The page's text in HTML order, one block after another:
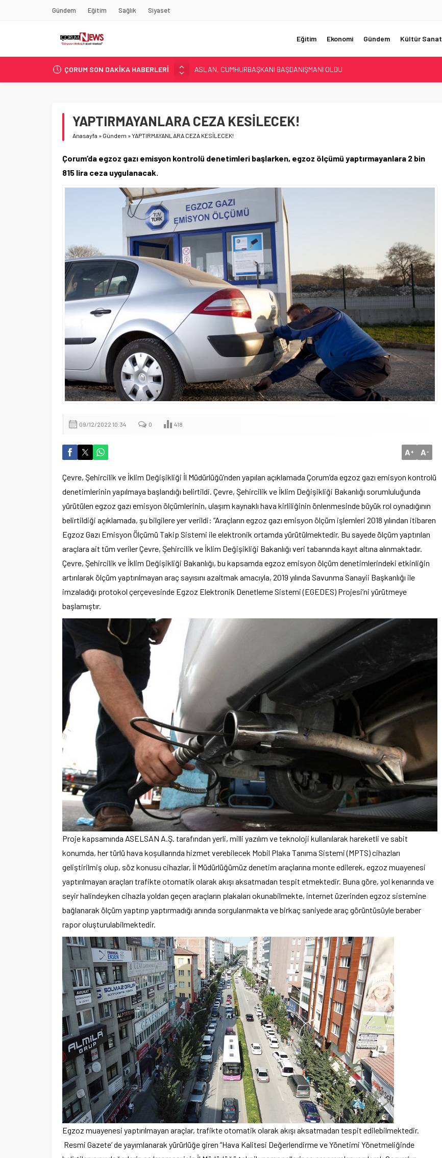
Gündem Eğitim Sağlık Siyaset
Eğitim Ekonomi Gündem Kültür Sanat
ÇORUM SON DAKİKA HABERLERİ
ASLAN, CUMHURBAŞKANI BAŞDANIŞMANI OLDU
SIR PERDESİ ÇÖZÜLDÜ!
ÇATIDAN DÜŞTÜ!
ÇORUM’DA KORKUNÇ CİNAYET!
YAPTIRMAYANLARA CEZA KESİLECEK!
Anasayfa » Gündem »YAPTIRMAYANLARA CEZA KESİLECEK!
Çorum’da egzoz gazı emisyon kontrolü denetimleri başlarken, egzoz ölçümü yaptırmayanlara 2 bin
815 lira ceza uygulanacak.
09/12/2022 10:34 0 418
A+ A-
Çevre, Şehircilik ve İklim Değişikliği İl Müdürlüğü’nden yapılan açıklamada Çorum’da egzoz gazı emisyon kontrolü
denetimlerinin yapılmaya başlandığı belirtildi. Çevre, Şehircilik ve İklim Değişikliği Bakanlığı sorumluluğunda
yürütülen egzoz gazı emisyon ölçümlerinin, ulaşım kaynaklı hava kirliliğinin önlenmesinde büyük rol oynadığının
belirtildiği açıklamada, şu bilgilere yer verildi: “Araçların egzoz gazı emisyon ölçüm işlemleri 2018 yılından itibaren
Egzoz Gazı Emisyon Ölçümü Takip Sistemi ile elektronik ortamda yürütülmektedir. Bu sayede ölçüm yaptırılan
araçlara ait tüm veriler Çevre, Şehircilik ve İklim Değişikliği Bakanlığı veri tabanında kayıt altına alınmaktadır.
Çevre, Şehircilik ve İklim Değişikliği Bakanlığı, bu kapsamda egzoz emisyon ölçüm denetimlerindeki etkinliğin
artırılarak ölçüm yaptırılmayan araç sayısını azaltmak amacıyla, 2019 yılında Savunma Sanayii Başkanlığı ile
imzaladığı protokol çerçevesinde Egzoz Elektronik Denetleme Sistemi (EGEDES) Projesi’ni yürütmeye
başlamıştır.
Proje kapsamında ASELSAN A.Ş. tarafından yerli, milli yazılım ve teknoloji kullanılarak hareketli ve sabit
konumda, her türlü hava koşullarında hizmet verebilecek Mobil Plaka Tanıma Sistemi (MPTS) cihazları
geliştirilmiş olup, söz konusu cihazlar, İl Müdürlüğümüz denetim araçlarına monte edilerek, egzoz muayenesi
yaptırılmayan araçları trafikte otomatik olarak akışı aksatmadan tespit etmektedir. Buna göre, yol kenarında ve
seyir halindeyken cihazla yoldan geçen araçların plakaları okunabilmekte, internet üzerinden egzoz sistemine
bağlanarak ölçüm yaptırıp yaptırmadığı anında sorgulanmakta ve birkaç saniyede araç görüntüsüyle beraber
rapor oluşturulabilmektedir.
Egzoz muayenesi yaptırılmayan araçlar, trafikte otomatik olarak akışı aksatmadan tespit edilebilmektedir.
Resmi Gazete’ de yayımlanarak yürürlüğe giren “Hava Kalitesi Değerlendirme ve Yönetimi Yönetmeliğinde